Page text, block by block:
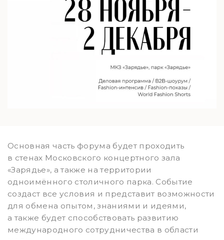
Основная часть форума будет проходить
в стенах Московского концертного зала
«Зарядье», а также на территории
одноимённого столичного парка. Событие
создаст все условия и представит возможности
для обмена опытом, знаниями и идеями,
а также будет способствовать развитию
международного сотрудничества в области